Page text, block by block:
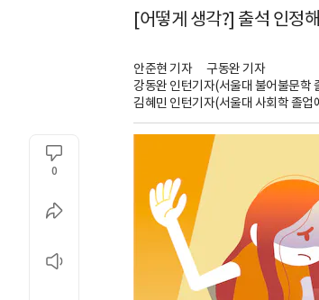
[어떻게 생각?] 출석 인정
안준현 기자
구동완 기자
강동완 인턴기자(서울대 불어불문학
김혜민 인턴기자(서울대 사회학 졸업
0